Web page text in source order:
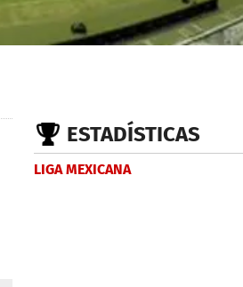
ESTADÍSTICAS
LIGA MEXICANA